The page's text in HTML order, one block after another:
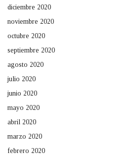
diciembre 2020
noviembre 2020
octubre 2020
septiembre 2020
agosto 2020
julio 2020
junio 2020
mayo 2020
abril 2020
marzo 2020
febrero 2020